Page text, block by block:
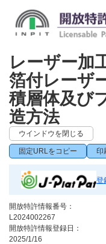
レーザー加
箔付レーザ
積層体及び
造方法
ウインドウを閉じる
固定URLをコピー 印
登
開放特許情報番号：
L2024002267
開放特許情報登録日：
2025/1/16